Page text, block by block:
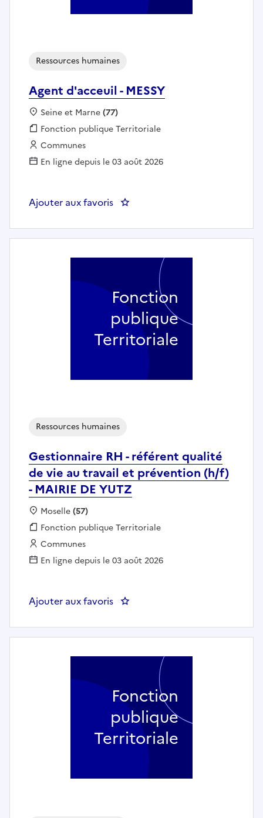
Agent d'acceuil - MESSY
Ressources humaines
Localisation :
Seine et Marne(77)
Fonction publique :
Fonction publique Territoriale
Employeur :
Communes
En ligne depuis le 03 août 2026
Ajouter aux favoris : Agent d'acceuil - MESSY
Gestionnaire RH - référent qualité
de vie au travail et prévention (h/f)
- MAIRIE DE YUTZ
Ressources humaines
Localisation :
Moselle(57)
Fonction publique :
Fonction publique Territoriale
Employeur :
Communes
En ligne depuis le 03 août 2026
Ajouter aux favoris
Fonction
publique
Territoriale
Fonction
publique
Territoriale